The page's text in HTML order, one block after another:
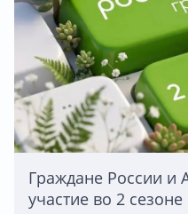
Граждане России и
участие во 2 сезоне